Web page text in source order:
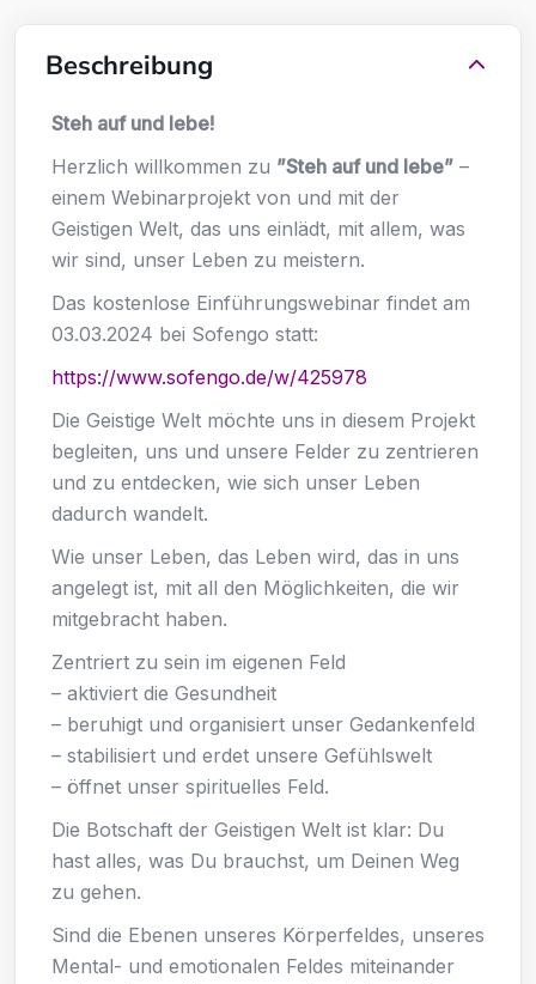
Beschreibung
Steh auf und lebe!
Herzlich willkommen zu ”Steh auf und lebe” –
einem Webinarprojekt von und mit der
Geistigen Welt, das uns einlädt, mit allem, was
wir sind, unser Leben zu meistern.
Das kostenlose Einführungswebinar findet am
03.03.2024 bei Sofengo statt:
https://www.sofengo.de/w/425978
Die Geistige Welt möchte uns in diesem Projekt
begleiten, uns und unsere Felder zu zentrieren
und zu entdecken, wie sich unser Leben
dadurch wandelt.
Wie unser Leben, das Leben wird, das in uns
angelegt ist, mit all den Möglichkeiten, die wir
mitgebracht haben.
Zentriert zu sein im eigenen Feld
– aktiviert die Gesundheit
– beruhigt und organisiert unser Gedankenfeld
– stabilisiert und erdet unsere Gefühlswelt
– öffnet unser spirituelles Feld.
Die Botschaft der Geistigen Welt ist klar: Du
hast alles, was Du brauchst, um Deinen Weg
zu gehen.
Sind die Ebenen unseres Körperfeldes, unseres
Mental- und emotionalen Feldes miteinander